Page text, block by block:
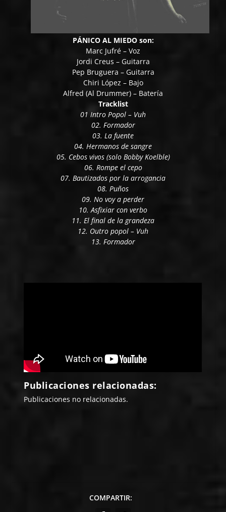
PÁNICO AL MIEDO son:
Marc Jufré – Voz
Jordi Creus – Guitarra
Pep Bruguera – Guitarra
Chiri López – Bajo
Alfred (Al Drummer) – Batería
Tracklist
01 Intro Popol – Vuh
02. Formador
03. La fuente
04. Hermanos de sangre
05. Cebos vivos (solo Bobby Koelble)
06. Rompe el cepo
07. Bautizados por la arrogancia
08. Puños
09. No voy a perder
10. Asfixiar con verbo
11. El final de la grandeza
12. Outro popol – Vuh
13. Formador
Publicaciones relacionadas:
Publicaciones no relacionadas.
COMPARTIR: